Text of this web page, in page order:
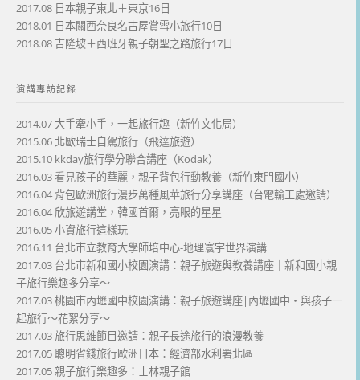
2017.08 日本親子東北＋東京16日
2018.01 日本關西奈良名古屋賞雪小旅行10日
2018.08 吉隆坡＋西班牙親子朝聖之路旅行17日
演講專訪記錄
2014.07 大手牽小手，一起旅行趣（新竹文化局）
2015.06 北歐瑞士自駕旅行（飛達旅遊）
2015.10 kkday旅行學分聯合講座（Kodak）
2016.03 看見孩子的華麗，親子背包行動教養（新竹東門國小）
2016.04 背包歐洲旅行漫步萬種風華旅行分享講座（台電輸工處邀請）
2016.04 欣旅遊講堂，韓國首爾，亮眼的星星
2016.05 小資旅行這樣玩
2016.11 台北市立教育大學師培中心-地理寰宇世界演講
2017.03 台北市新和國小校園演講：親子旅遊與教養講座｜新和國小親
子旅行樂趣多分享～
2017.03 桃園市內壢國中校園演講：親子旅遊講座|內壢國中・與孩子一
起旅行～花絮分享～
2017.03 旅行思維節目邀請：親子長途旅行的浪漫教養
2017.05 聰明省錢旅行歐洲日本：經濟部水利署北區
2017.05 親子旅行樂趣多：士林親子館